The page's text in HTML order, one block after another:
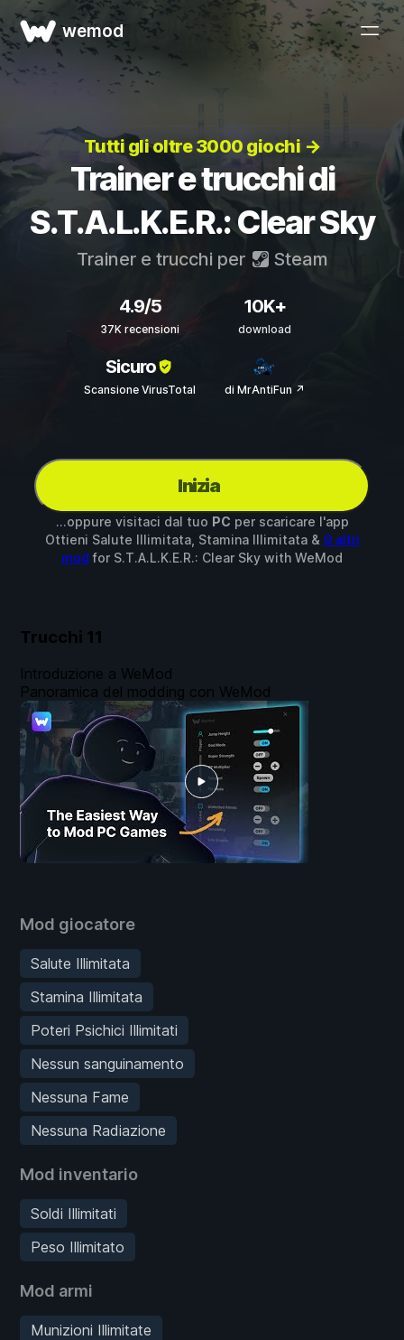
wemod
Tutti gli oltre 3000 giochi →
Trainer e trucchi di
S.T.A.L.K.E.R.: Clear Sky
Trainer e trucchi per Steam
4.9/5
37K recensioni
10K+
download
Sicuro
Scansione VirusTotal di MrAntiFun ↗
Inizia
...oppure visitaci dal tuo PC per scaricare l'app
Ottieni Salute Illimitata, Stamina Illimitata & 9 altri
mod for S.T.A.L.K.E.R.: Clear Sky with WeMod
Trucchi 11
Mod giocatore
Salute Illimitata
Stamina Illimitata
Poteri Psichici Illimitati
Nessun sanguinamento
Nessuna Fame
Nessuna Radiazione
Mod inventario
Soldi Illimitati
Peso Illimitato
Mod armi
Munizioni Illimitate
Introduzione a WeMod
Panoramica del modding con WeMod